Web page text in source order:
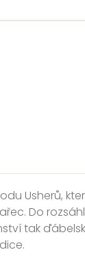
Usherů,
Do
tak